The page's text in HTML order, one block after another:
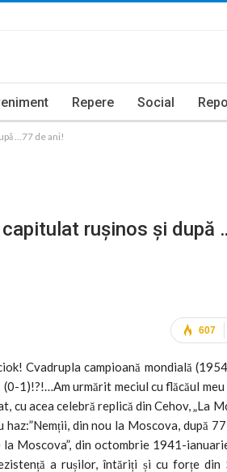
Repere Social
…77 de ani!
rușinos și după
607
Cvadrupla campioană mondială
1)!?!…Am urmărit meciul cu flăcăul meu
cu acea celebră replică din Cehov, „La
din nou la Moscova, după
Moscova”, din octombrie 1941-
a rușilor, întăriți și cu forțe din